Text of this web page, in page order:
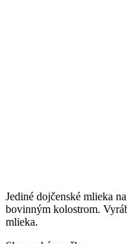
Jediné dojčenské mlieka
bovinným kolostrom.
mlieka.